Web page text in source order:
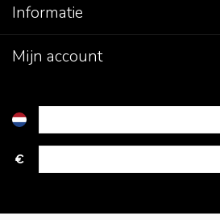
Informatie
Mijn account
€